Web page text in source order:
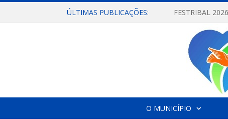
ÚLTIMAS PUBLICAÇÕES:
O MUNICÍPIO